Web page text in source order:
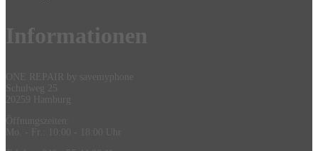
Information
ONE REPAIR by savemyphone
Schulweg 25